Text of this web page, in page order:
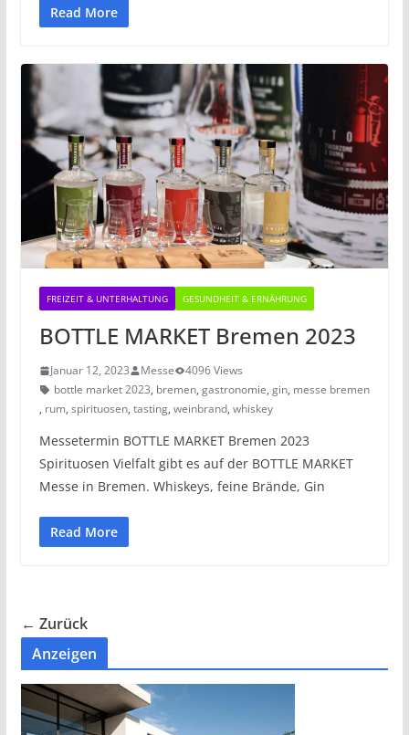
Read More
FREIZEIT & UNTERHALTUNG GESUNDHEIT & ERNÄHRUNG
BOTTLE MARKET Bremen 2023
Januar 12, 2023 Messe
4096 Views
bottle market 2023, bremen, gastronomie, gin, messe bremen
, rum, spirituosen, tasting, weinbrand, whiskey
Messetermin BOTTLE MARKET Bremen 2023
Spirituosen Vielfalt gibt es auf der BOTTLE MARKET
Messe in Bremen. Whiskeys, feine Brände, Gin
Read More
← Zurück
Anzeigen